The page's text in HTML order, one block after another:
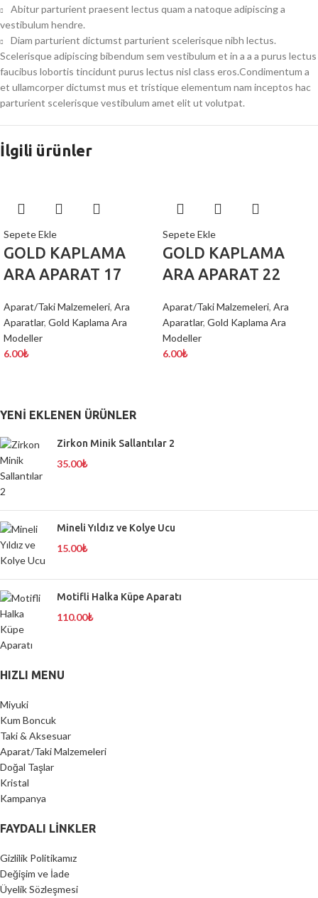
Abitur parturient praesent lectus quam a natoque adipiscing a
vestibulum hendre.
Diam parturient dictumst parturient scelerisque nibh lectus.
Scelerisque adipiscing bibendum sem vestibulum et in a a a purus lectus
faucibus lobortis tincidunt purus lectus nisl class eros.Condimentum a
et ullamcorper dictumst mus et tristique elementum nam inceptos hac
parturient scelerisque vestibulum amet elit ut volutpat.
İlgili ürünler
Sepete Ekle
GOLD KAPLAMA
ARA APARAT 17
Aparat/Taki Malzemeleri, Ara
Aparatlar, Gold Kaplama Ara
Modeller
6.00₺
Sepete Ekle
GOLD KAPLAMA
ARA APARAT 22
Aparat/Taki Malzemeleri, Ara
Aparatlar, Gold Kaplama Ara
Modeller
6.00₺
YENI EKLENEN ÜRÜNLER
Zirkon Minik Sallantılar 2
35.00₺
Mineli Yıldız ve Kolye Ucu
15.00₺
Motifli Halka Küpe Aparatı
110.00₺
HIZLI MENU
Miyuki
Kum Boncuk
Taki & Aksesuar
Aparat/Taki Malzemeleri
Doğal Taşlar
Kristal
Kampanya
FAYDALI LİNKLER
Gizlilik Politikamız
Değişim ve İade
Üyelik Sözleşmesi